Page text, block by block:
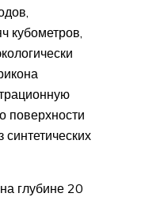
кубометров,
поверхности
глубине 20